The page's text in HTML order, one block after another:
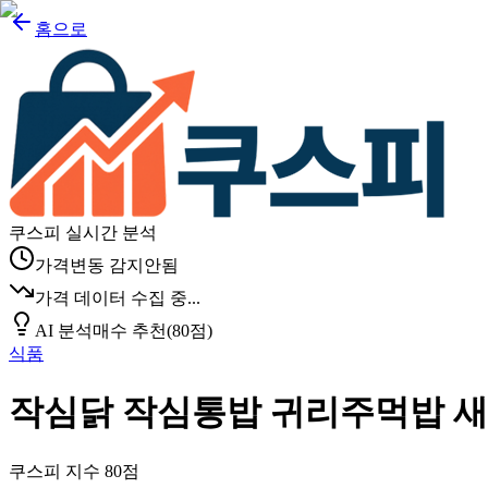
홈으로
쿠스피 실시간 분석
가격변동 감지안됨
가격 데이터 수집 중...
AI 분석매수 추천(80점)
식품
작심닭 작심통밥 귀리주먹밥
쿠스피 지수 80점